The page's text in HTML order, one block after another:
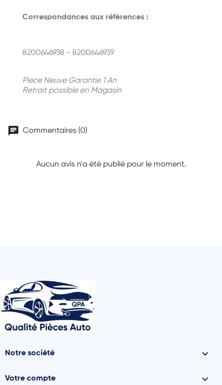
Correspondances aux références :
8200646938 - 8200646939
Piece Neuve Garantie 1 An
Retrait possible en Magasin
chat Commentaires (0)
Aucun avis n'a été publié pour le moment.
Notre société 
Votre compte 